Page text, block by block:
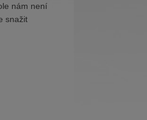
nám není
snažit